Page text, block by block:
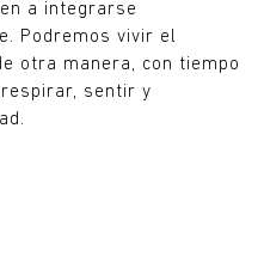
a integrarse
Podremos vivir el
otra manera, con tiempo
sentir y